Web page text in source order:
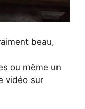
beau,
ou même un
vidéo sur